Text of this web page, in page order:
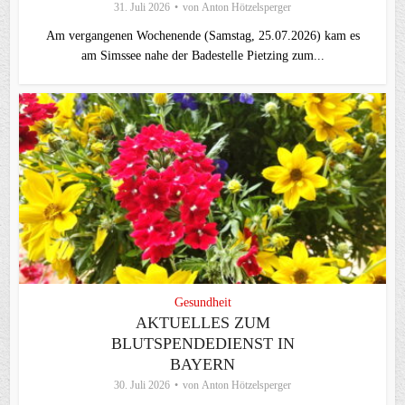
31. Juli 2026 von Anton Hötzelsperger
Am vergangenen Wochenende (Samstag, 25.07.2026) kam es
am Simssee nahe der Badestelle Pietzing zum...
Gesundheit
AKTUELLES ZUM
BLUTSPENDEDIENST IN
BAYERN
30. Juli 2026 von Anton Hötzelsperger